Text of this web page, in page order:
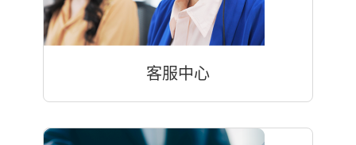
客服中心